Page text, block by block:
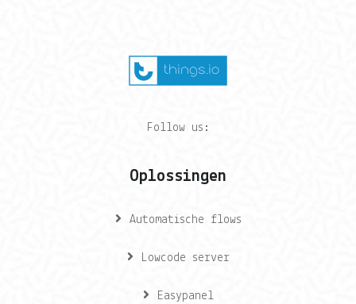
Follow us:
Oplossingen
Automatische flows
Lowcode server
Easypanel